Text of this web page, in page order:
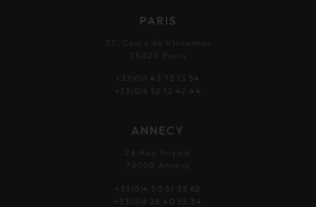
PARIS
37, Cours de Vincennes
75020 Paris
+33(0)1 43 73 13 54
+33(0)6 52 12 42 44
ANNECY
24 Rue Royale
74000 Annecy
+33(0)4 50 51 38 62
+33(0)6 28 40 55 34